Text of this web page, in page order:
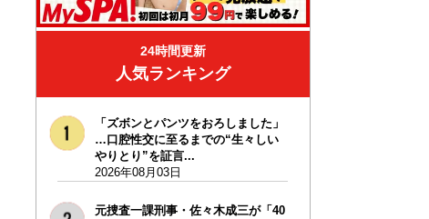
24時間更新
人気ランキング
「ズボンとパンツをおろしました」
…口腔性交に至るまでの“生々しい
やりとり”を証言...
2026年08月03日
元捜査一課刑事・佐々木成三が「40